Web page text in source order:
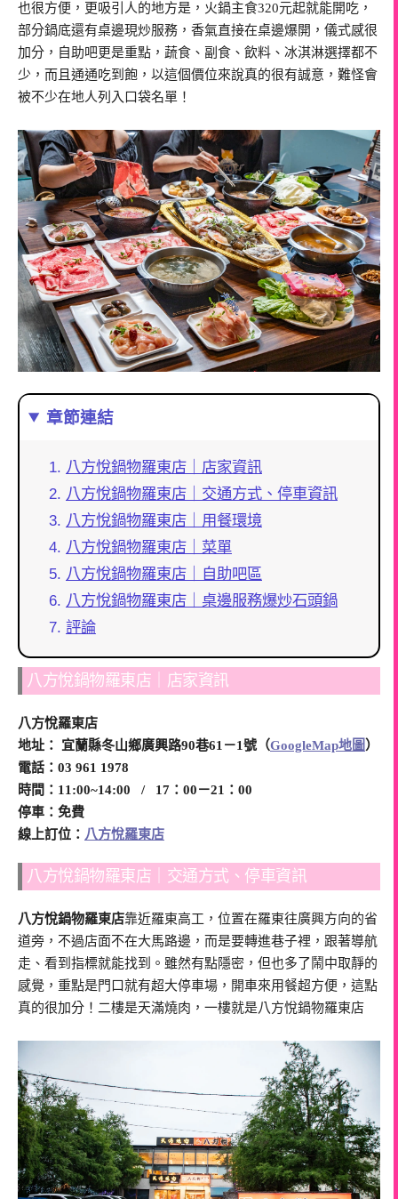
也很方便，更吸引人的地方是，火鍋主食320元起就能開吃，
部分鍋底還有桌邊現炒服務，香氣直接在桌邊爆開，儀式感很
加分，自助吧更是重點，蔬食、副食、飲料、冰淇淋選擇都不
少，而且通通吃到飽，以這個價位來說真的很有誠意，難怪會
被不少在地人列入口袋名單！
章節連結
八方悅鍋物羅東店｜店家資訊
八方悅鍋物羅東店｜交通方式、停車資訊
八方悅鍋物羅東店｜用餐環境
八方悅鍋物羅東店｜菜單
八方悅鍋物羅東店｜自助吧區
八方悅鍋物羅東店｜桌邊服務爆炒石頭鍋
評論
八方悅鍋物羅東店｜店家資訊
八方悅羅東店
地址： 宜蘭縣冬山鄉廣興路90巷61－1號（GoogleMap地圖）
電話：03 961 1978
時間：11:00~14:00 / 17：00－21：00
停車：免費
線上訂位： 八方悅羅東店
八方悅鍋物羅東店｜交通方式、停車資訊
八方悅鍋物羅東店靠近羅東高工，位置在羅東往廣興方向的省
道旁，不過店面不在大馬路邊，而是要轉進巷子裡，跟著導航
走、看到指標就能找到。雖然有點隱密，但也多了鬧中取靜的
感覺，重點是門口就有超大停車場，開車來用餐超方便，這點
真的很加分！二樓是天滿燒肉，一樓就是八方悅鍋物羅東店